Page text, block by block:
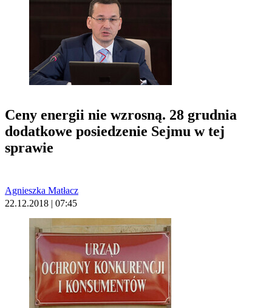
Ceny energii nie wzrosną. 28 grudnia
dodatkowe posiedzenie Sejmu w tej
sprawie
Agnieszka Matłacz
22.12.2018 | 07:45